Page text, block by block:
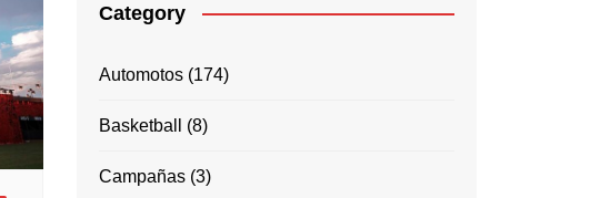
Category
Automotos (174)
Basketball (8)
Campañas (3)